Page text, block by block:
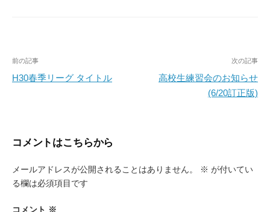
投
稿
ゲ
シ
ョ
前の記事
H30春季リーグ タイトル
次の記事
高校生練習会のお知らせ
(6/20訂正版)
コメントはこちらから
メールアドレスが公開されることはありません。 ※ が付いてい
る欄は必須項目です
コメント ※